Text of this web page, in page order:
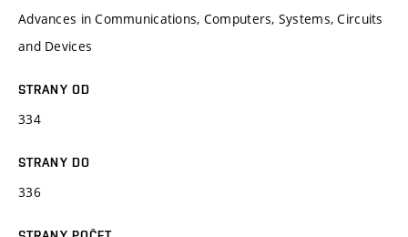
Advances in Communications, Computers, Systems, Circuits
and Devices
STRANY OD
334
STRANY DO
336